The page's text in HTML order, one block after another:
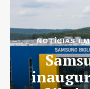
NOTÍCIAS